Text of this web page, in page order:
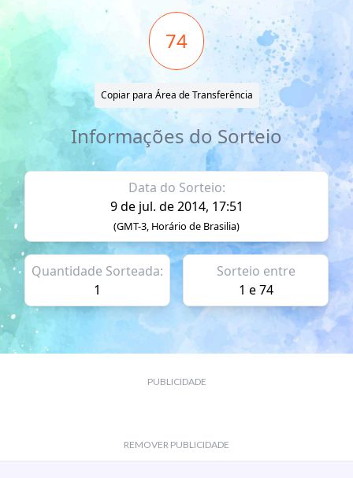
74
Copiar para Área de Transferência
Informações do Sorteio
Data do Sorteio:
9 de jul. de 2014, 17:51
(GMT-3, Horário de Brasilia)
Quantidade Sorteada:
1
Sorteio entre
1 e 74
PUBLICIDADE
REMOVER PUBLICIDADE